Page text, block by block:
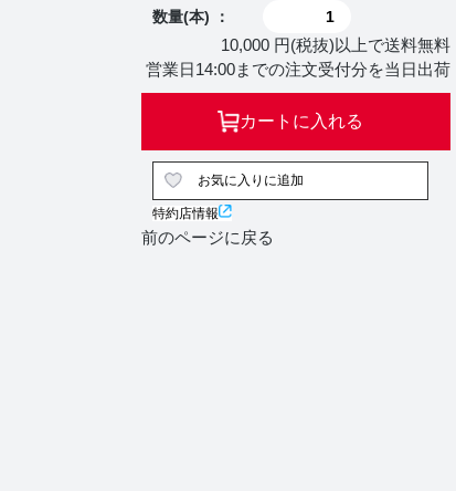
数量(本) ：
10,000 円(税抜)以上で送料無料
営業日14:00までの注文受付分を当日出荷
カートに入れる
お気に入りに追加
特約店情報
前のページに戻る